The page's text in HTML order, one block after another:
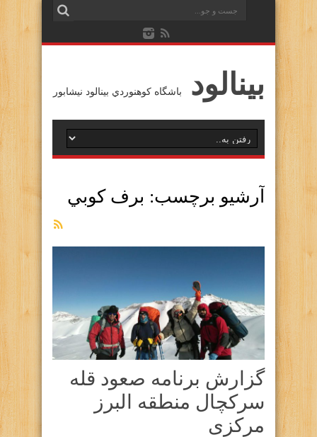
بينالود باشگاه كوهنوردي بينالود نيشابور
آرشیو برچسب: برف كوبي
گزارش برنامه صعود قله
سرکچال منطقه البرز
مرکزی